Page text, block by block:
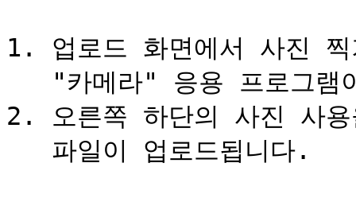
1. 업로드 화면에서 사진
2. 오른쪽 하단의 사진 사